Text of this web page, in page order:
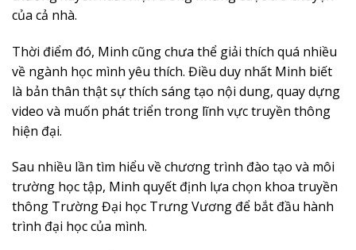
của cả nhà.
Thời điểm đó, Minh cũng chưa thể giải thích quá nhiều
về ngành học mình yêu thích. Điều duy nhất Minh biết
là bản thân thật sự thích sáng tạo nội dung, quay dựng
video và muốn phát triển trong lĩnh vực truyền thông
hiện đại.
Sau nhiều lần tìm hiểu về chương trình đào tạo và môi
trường học tập, Minh quyết định lựa chọn khoa truyền
thông Trường Đại học Trưng Vương để bắt đầu hành
trình đại học của mình.